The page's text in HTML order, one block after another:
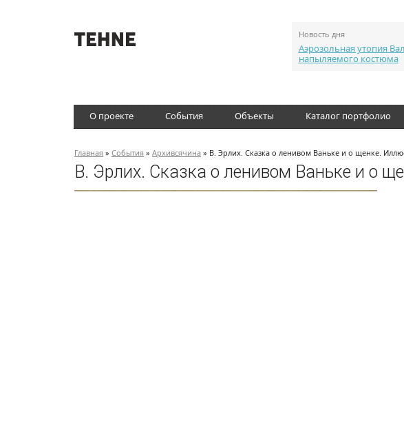
Новость дня
Аэрозольная утопия
напыляемого костюма
О проекте События Объекты Каталог портфолио
Главная » События » Архивсячина » В. Эрлих. Сказка о ленивом Ваньке и о щенке.
В. Эрлих. Сказка о ленивом Ваньке и о